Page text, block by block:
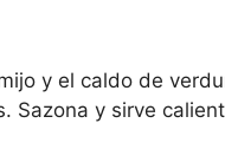
y el caldo de
Sazona y sirve